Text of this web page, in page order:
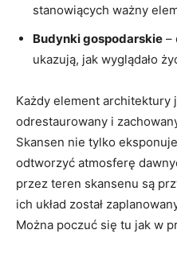
stanowiących ważny
Budynki gospodarskie –
ukazują, jak wyglądało
Każdy element architektury
odrestaurowany ⁣i
Skansen nie ​tylko
odtworzyć atmosferę⁣
przez ⁢teren skansenu są
ich układ został
Można poczuć się⁣ tu jak w